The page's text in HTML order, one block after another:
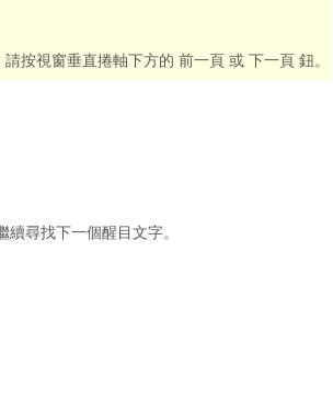
按視窗垂直捲軸下方的 前一頁 或 下一頁 鈕。
尋找下一個醒目文字。